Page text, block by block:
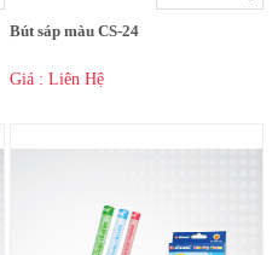
Bút sáp màu CS-24
Giá : Liên Hệ